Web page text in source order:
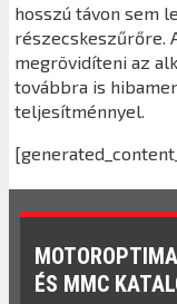
hosszú távon sem
részecskeszűrőre.
megrövidíteni az
továbbra is
teljesítménnyel.
ÉS MMC